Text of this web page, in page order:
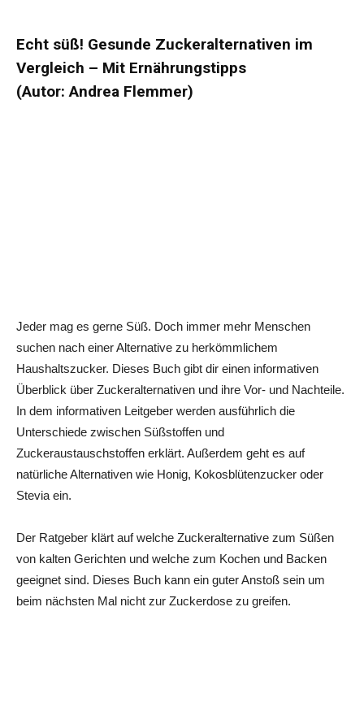
Echt süß! Gesunde Zuckeralternativen im
Vergleich – Mit Ernährungstipps
(Autor: Andrea Flemmer)
Jeder mag es gerne Süß. Doch immer mehr Menschen
suchen nach einer Alternative zu herkömmlichem
Haushaltszucker. Dieses Buch gibt dir einen informativen
Überblick über Zuckeralternativen und ihre Vor- und Nachteile.
In dem informativen Leitgeber werden ausführlich die
Unterschiede zwischen Süßstoffen und
Zuckeraustauschstoffen erklärt. Außerdem geht es auf
natürliche Alternativen wie Honig, Kokosblütenzucker oder
Stevia ein.
Der Ratgeber klärt auf welche Zuckeralternative zum Süßen
von kalten Gerichten und welche zum Kochen und Backen
geeignet sind. Dieses Buch kann ein guter Anstoß sein um
beim nächsten Mal nicht zur Zuckerdose zu greifen.